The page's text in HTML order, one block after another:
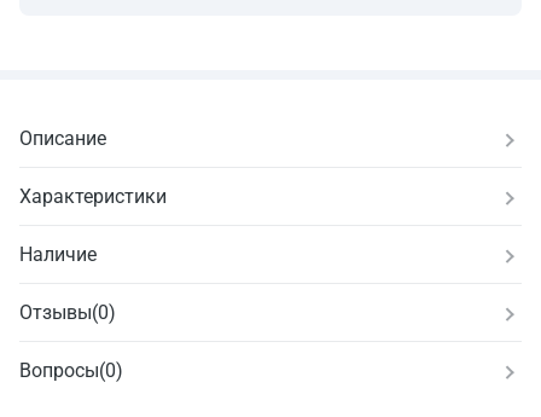
Описание
Характеристики
Наличие
Отзывы(0)
Вопросы(0)